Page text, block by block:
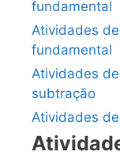
fundamental
Atividades
fundamental
Atividades
subtração
Atividades